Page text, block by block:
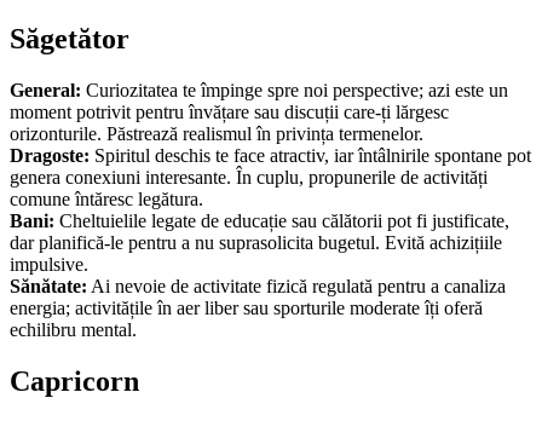
Săgetător
General: Curiozitatea te împinge spre noi perspective; azi este un
moment potrivit pentru învățare sau discuții care-ți lărgesc
orizonturile. Păstrează realismul în privința termenelor.
Dragoste: Spiritul deschis te face atractiv, iar întâlnirile spontane pot
genera conexiuni interesante. În cuplu, propunerile de activități
comune întăresc legătura.
Bani: Cheltuielile legate de educație sau călătorii pot fi justificate,
dar planifică-le pentru a nu suprasolicita bugetul. Evită achizițiile
impulsive.
Sănătate: Ai nevoie de activitate fizică regulată pentru a canaliza
energia; activitățile în aer liber sau sporturile moderate îți oferă
echilibru mental.
Capricorn